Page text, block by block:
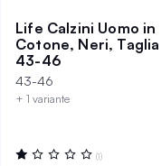
Life Calzini Uomo in
Cotone, Neri, Taglia
43-46
43-46
+ 1 variante
Valutazione:
(1)